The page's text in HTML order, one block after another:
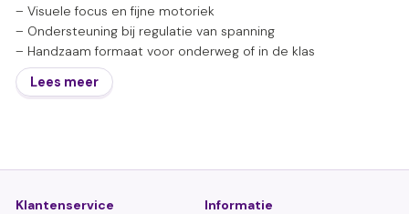
– Visuele focus en fijne motoriek
– Ondersteuning bij regulatie van spanning
– Handzaam formaat voor onderweg of in de klas
Lees meer
Klantenservice Informatie